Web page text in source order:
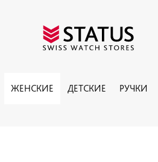
ЖЕНСКИЕ ДЕТСКИЕ РУЧКИ